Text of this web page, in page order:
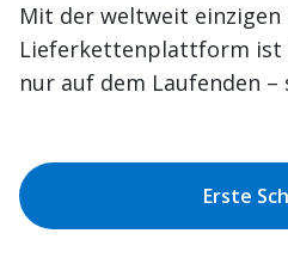
Mit der weltweit einzigen
Lieferkettenplattform ist
nur auf dem Laufenden –
Erste